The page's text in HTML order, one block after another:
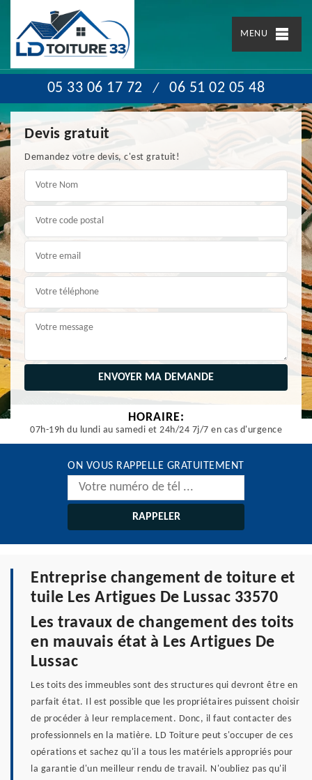
MENU
05 33 06 17 72 / 06 51 02 05 48
Devis gratuit
Demandez votre devis, c'est gratuit!
HORAIRE:
07h-19h du lundi au samedi et 24h/24 7j/7 en cas d'urgence
ON VOUS RAPPELLE GRATUITEMENT
Entreprise changement de toiture et
tuile Les Artigues De Lussac 33570
Les travaux de changement des toits
en mauvais état à Les Artigues De
Lussac
Les toits des immeubles sont des structures qui devront être en
parfait état. Il est possible que les propriétaires puissent choisir
de procéder à leur remplacement. Donc, il faut contacter des
professionnels en la matière. LD Toiture peut s'occuper de ces
opérations et sachez qu'il a tous les matériels appropriés pour
la garantie d'un meilleur rendu de travail. N'oubliez pas qu'il